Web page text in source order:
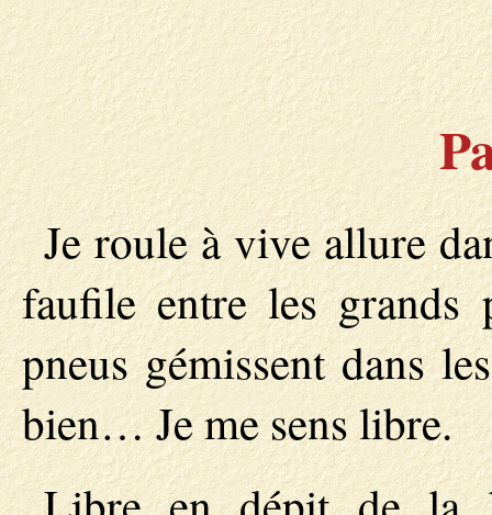
Je roule à vive allure
faufile entre les grands
pneus gémissent dans
bien… Je me sens libre.